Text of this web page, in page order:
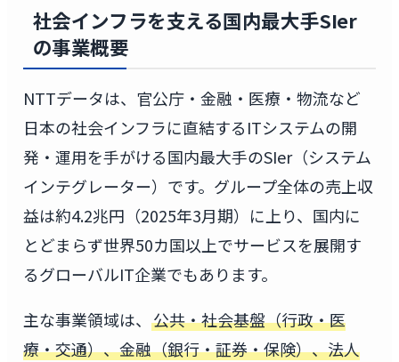
社会インフラを支える国内最大手SIer
の事業概要
NTTデータは、官公庁・金融・医療・物流など
日本の社会インフラに直結するITシステムの開
発・運用を手がける国内最大手のSIer（システム
インテグレーター）です。グループ全体の売上収
益は約4.2兆円（2025年3月期）に上り、国内に
とどまらず世界50カ国以上でサービスを展開す
るグローバルIT企業でもあります。
主な事業領域は、 公共・社会基盤（行政・医
療・交通）、金融（銀行・証券・保険）、法人